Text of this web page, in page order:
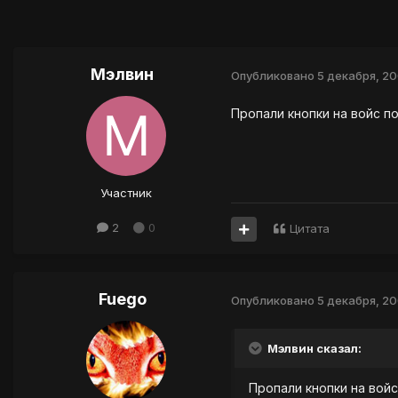
Мэлвин
Участник
2 0
Опубликовано 5 декабря,
Пропали кнопки на войс
Цитата
Fuego Опубликовано 5 декабря,
Мэлвин сказал:
Пропали кнопки на